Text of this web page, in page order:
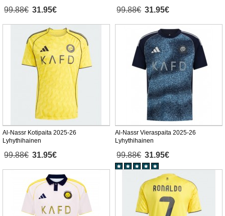
99.88€ 31.95€ 99.88€ 31.95€
Al-Nassr Kotipaita 2025-26
Lyhythihainen
99.88€ 31.95€
Al-Nassr Vieraspaita 2025-26
Lyhythihainen
99.88€ 31.95€